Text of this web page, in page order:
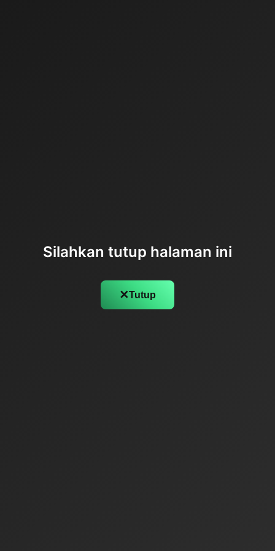
Silahkan tutup halaman ini
✕Tutup